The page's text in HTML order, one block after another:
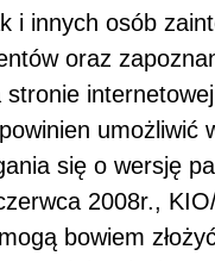
i innych osób
oraz
umożliwić
się o wersję
2008r.,
bowiem